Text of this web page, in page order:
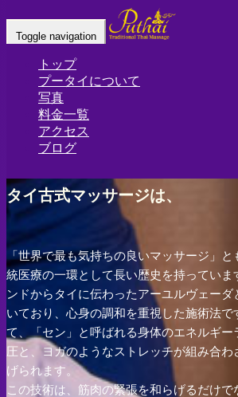
Toggle navigation
トップ
プータイについて
写真
料金一覧
アクセス
ブログ
Home-Day…
タイ古式マッサージは、
「世界で最も気持ちの良いマッサージ」
統医療の一環として長い歴史を持っていま
ンドからタイに伝わったアーユルヴェー
いており、心身の調和を重視した施術法で
て、「セン」と呼ばれる身体のエネルギー
圧と、ヨガのようなストレッチが組み合わ
げられます。
この技術は、筋肉の緊張を和らげるだけ